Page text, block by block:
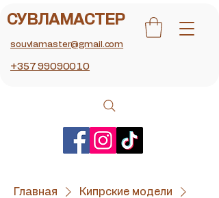
СУВЛАМАСТЕР
souvlamaster@gmail.com
+357 99090010
Главная
Кипрские модели